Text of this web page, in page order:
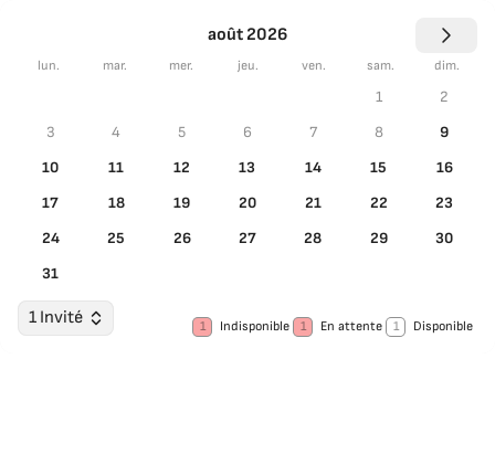
août 2026
lun. mar. mer. jeu. ven. sam. dim.
1
2
3
4 5 6 7 8
9
10
11 12 13 14 15
16
17
18 19 20 21 22
23
24
25 26 27 28 29
30
31
1 Invité 1 Indisponible 1 En attente 1 Disponible